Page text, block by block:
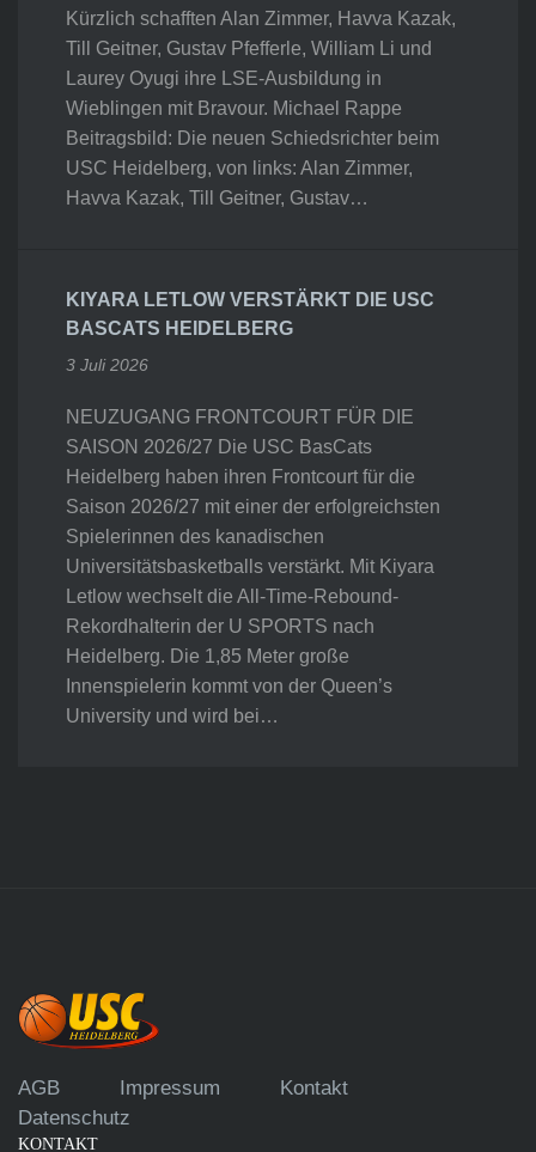
Kürzlich schafften Alan Zimmer, Havva Kazak,
Till Geitner, Gustav Pfefferle, William Li und
Laurey Oyugi ihre LSE-Ausbildung in
Wieblingen mit Bravour. Michael Rappe
Beitragsbild: Die neuen Schiedsrichter beim
USC Heidelberg, von links: Alan Zimmer,
Havva Kazak, Till Geitner, Gustav…
KIYARA LETLOW VERSTÄRKT DIE USC
BASCATS HEIDELBERG
3 Juli 2026
NEUZUGANG FRONTCOURT FÜR DIE
SAISON 2026/27 Die USC BasCats
Heidelberg haben ihren Frontcourt für die
Saison 2026/27 mit einer der erfolgreichsten
Spielerinnen des kanadischen
Universitätsbasketballs verstärkt. Mit Kiyara
Letlow wechselt die All-Time-Rebound-
Rekordhalterin der U SPORTS nach
Heidelberg. Die 1,85 Meter große
Innenspielerin kommt von der Queen’s
University und wird bei…
AGB Impressum
Kontakt
Datenschutz
KONTAKT